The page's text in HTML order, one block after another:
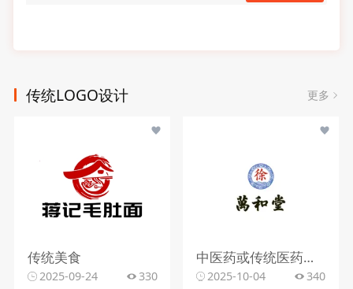
传统LOGO设计 更多
传统美食
2025-09-24 330
中医药或传统医药行业
2025-10-04 340